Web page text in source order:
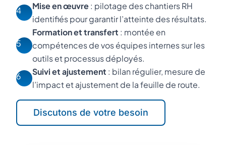
4
Mise en œuvre: pilotage des chantiers RH
identifiés pour garantir l’atteinte des résultats.
5
Formation et transfert : montée en
compétences de vos équipes internes sur les
outils et processus déployés.
6
Suivi et ajustement : bilan régulier, mesure de
l’impact et ajustement de la feuille de route.
Discutons de votre besoin